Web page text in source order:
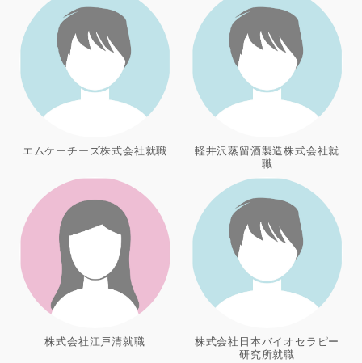
エムケーチーズ株式会社就職
軽井沢蒸留酒製造株式会社就
職
株式会社江戸清就職
株式会社日本バイオセラピー
研究所就職